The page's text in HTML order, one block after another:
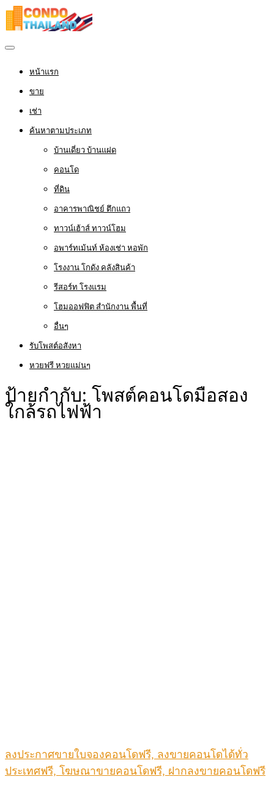
หน้าแรก
ขาย
เช่า
ค้นหาตามประเภท
บ้านเดี่ยว บ้านแฝด
คอนโด
ที่ดิน
อาคารพาณิชย์ ตึกแถว
ทาวน์เฮ้าส์ ทาวน์โฮม
อพาร์ทเม้นท์ ห้องเช่า หอพัก
โรงงาน โกดัง คลังสินค้า
รีสอร์ท โรงแรม
โฮมออฟฟิต สำนักงาน พื้นที่
อื่นๆ
รับโพสต์อสังหา
หวยฟรี หวยแม่นๆ
ป้ายกำกับ: โพสต์คอนโดมือสอง
ใกล้รถไฟฟ้า
ลงประกาศขายใบจองคอนโดฟรี, ลงขายคอนโดได้ทั่ว
ประเทศฟรี, โฆษณาขายคอนโดฟรี, ฝากลงขายคอนโดฟรี